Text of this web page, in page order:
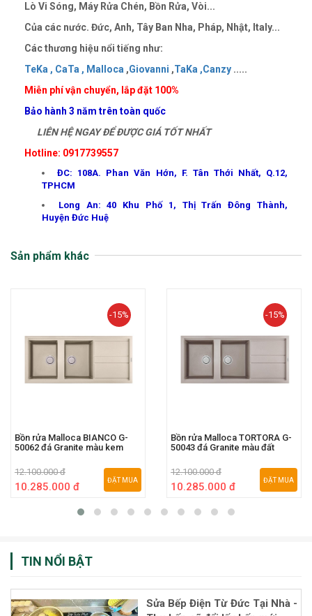
Lò Vi Sóng, Máy Rửa Chén, Bồn Rửa, Vòi...
Của các nước. Đức, Anh, Tây Ban Nha, Pháp, Nhật, Italy...
Các thương hiệu nổi tiếng như:
TeKa , CaTa , Malloca ,Giovanni ,TaKa ,Canzy .....
Miễn phí vận chuyển, lắp đặt 100%
Bảo hành 3 năm trên toàn quốc
LIÊN HỆ NGAY ĐỂ ĐƯỢC GIÁ TỐT NHẤT
Hotline: 0917739557
ĐC: 108A. Phan Văn Hớn, F. Tân Thới Nhất, Q.12,
TPHCM
Long An: 40 Khu Phố 1, Thị Trấn Đông Thành,
Huyện Đức Huệ
Sản phẩm khác
-15%
Bồn rửa Malloca BIANCO G-
50062 đá Granite màu kem
12.100.000 đ
10.285.000 đ
ĐẶT MUA
-15%
Bồn rửa Malloca TORTORA G-
50043 đá Granite màu đất
12.100.000 đ
10.285.000 đ
ĐẶT MUA
TIN NỔI BẬT
Sửa Bếp Điện Từ Đức Tại Nhà -